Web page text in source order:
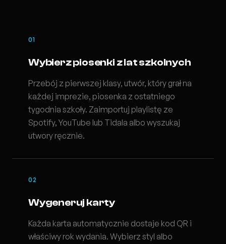
01
Wybierz piosenki z lat szkolnych
Przebój z pierwszej klasy, utwór, który grał na
każdej imprezie, piosenka z ostatniego
tygodnia szkoły. Zaimportuj playlistę ze
Spotify, YouTube lub Tidala albo wyszukaj
utwory ręcznie.
02
Wygeneruj karty
Każda karta automatycznie dostaje kod QR i
właściwy rok wydania. Wybierz styl albo